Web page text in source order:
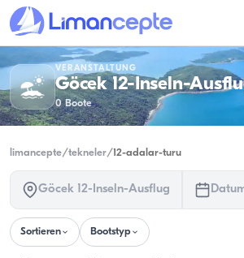
VERANSTALTUNG
Göcek 12-Inseln-
0 Boote
limancepte/tekneler/12-adalar-turu
Göcek 12-Inseln-Ausflug
Sortieren Bootstyp